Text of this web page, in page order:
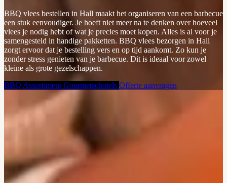
BBQ vlees bestellen in Hall maakt het organiseren van een barbecue
een stuk eenvoudiger. Je hoeft niet meer na te denken over hoeveel
vlees je nodig hebt of wat je precies moet kopen. Alles is al voor je
samengesteld in handige pakketten. BBQ vlees bezorgen in Hall
zorgt ervoor dat je bestelling vers en op tijd aankomt. Zo kun je
zonder stress genieten van je barbecue. Dit is ideaal voor zowel
kleine als grote gezelschappen.
BBQ Assortiment Gourmetschotels Offerte aanvragen